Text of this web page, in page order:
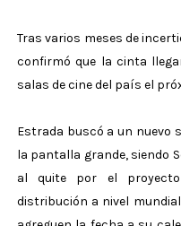
Tras varios meses de
confirmó que la cinta
salas de cine del país el
Estrada buscó a un nuevo
la pantalla grande, siendo
al quite por el proyecto
distribución a nivel